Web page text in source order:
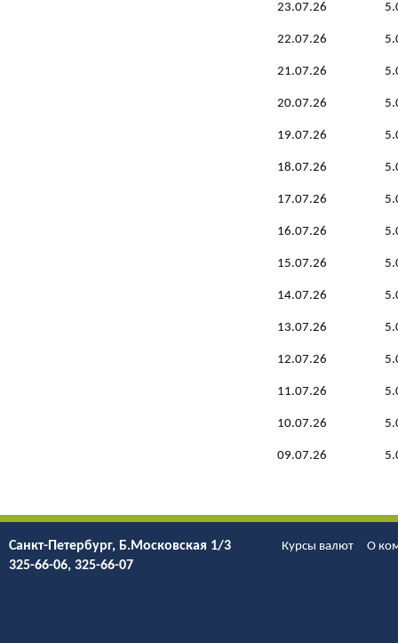
23.07.26
22.07.26
21.07.26
20.07.26
19.07.26
18.07.26
17.07.26
16.07.26
15.07.26
14.07.26
13.07.26
12.07.26
11.07.26
10.07.26
09.07.26
Санкт-Петербург, Б.Моcковская 1/3
325-66-06, 325-66-07
Курсы валют О